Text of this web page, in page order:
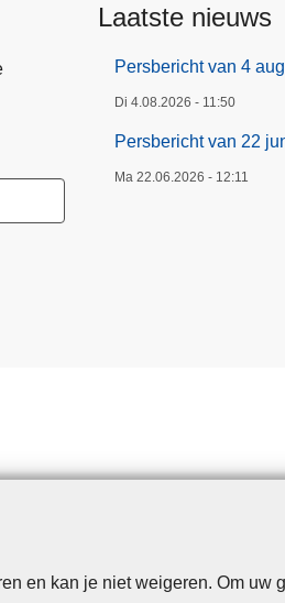
en kan je niet weigeren. Om
Laatste nieuws
Persbericht van 4
Di 4.08.2026 - 11:50
Persbericht van 22
Ma 22.06.2026 - 12:11
Cookies Toegankelijkheid